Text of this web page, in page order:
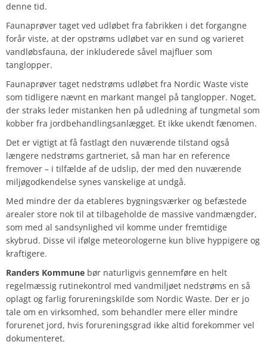
denne tid.
Faunaprøver taget ved udløbet fra fabrikken i det forgangne
forår viste, at der opstrøms udløbet var en sund og varieret
vandløbsfauna, der inkluderede såvel majfluer som
tanglopper.
Faunaprøver taget nedstrøms udløbet fra Nordic Waste viste
som tidligere nævnt en markant mangel på tanglopper. Noget,
der straks leder mistanken hen på udledning af tungmetal som
kobber fra jordbehandlingsanlægget. Et ikke ukendt fænomen.
Det er vigtigt at få fastlagt den nuværende tilstand også
længere nedstrøms gartneriet, så man har en reference
fremover – i tilfælde af de udslip, der med den nuværende
miljøgodkendelse synes vanskelige at undgå.
Med mindre der da etableres bygningsværker og befæstede
arealer store nok til at tilbageholde de massive vandmængder,
som med al sandsynlighed vil komme under fremtidige
skybrud. Disse vil ifølge meteorologerne kun blive hyppigere og
kraftigere.
Randers Kommune bør naturligvis gennemføre en helt
regelmæssig rutinekontrol med vandmiljøet nedstrøms en så
oplagt og farlig forureningskilde som Nordic Waste. Der er jo
tale om en virksomhed, som behandler mere eller mindre
forurenet jord, hvis forureningsgrad ikke altid forekommer vel
dokumenteret.